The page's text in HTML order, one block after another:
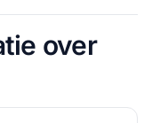
over